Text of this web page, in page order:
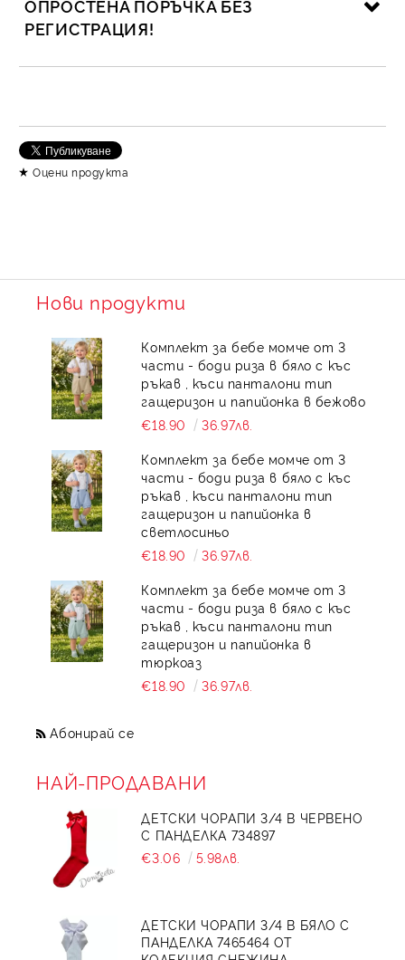
ОПРОСТЕНА ПОРЪЧКА БЕЗ
РЕГИСТРАЦИЯ!
Съгласен съм с
Оцени продукта
Нови продукти
Комплект за бебе момче от 3
части - боди риза в бяло с къс
ръкав , къси панталони тип
гащеризон и папийонка в бежово
€18.90
36.97лв.
Комплект за бебе момче от 3
части - боди риза в бяло с къс
ръкав , къси панталони тип
гащеризон и папийонка в
светлосиньо
€18.90
36.97лв.
Комплект за бебе момче от 3
части - боди риза в бяло с къс
ръкав , къси панталони тип
гащеризон и папийонка в
тюркоаз
€18.90
36.97лв.
Абонирай се
НАЙ-ПРОДАВАНИ
ДЕТСКИ ЧОРАПИ 3/4 В ЧЕРВЕНО
С ПАНДЕЛКА 734897
€3.06
5.98лв.
ДЕТСКИ ЧОРАПИ 3/4 В БЯЛО С
ПАНДЕЛКА 7465464 ОТ